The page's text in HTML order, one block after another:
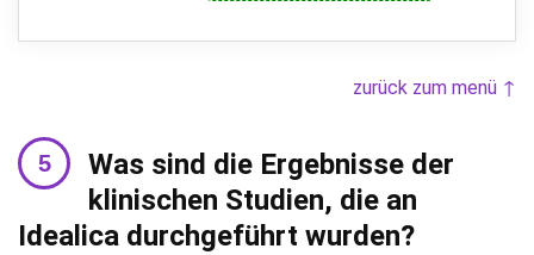
zurück zum menü ↑
Was sind die Ergebnisse der
klinischen Studien, die an
Idealica durchgeführt wurden?